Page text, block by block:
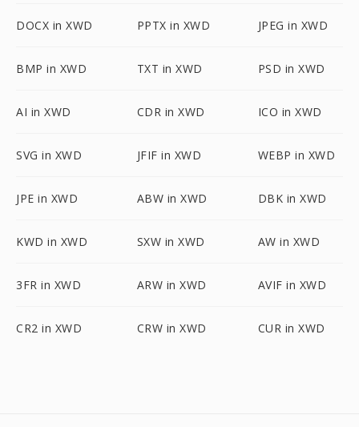
DOCX in XWD PPTX in XWD JPEG in XWD
BMP in XWD TXT in XWD PSD in XWD
AI in XWD CDR in XWD ICO in XWD
SVG in XWD JFIF in XWD WEBP in XWD
JPE in XWD ABW in XWD DBK in XWD
KWD in XWD SXW in XWD AW in XWD
3FR in XWD ARW in XWD AVIF in XWD
CR2 in XWD CRW in XWD CUR in XWD